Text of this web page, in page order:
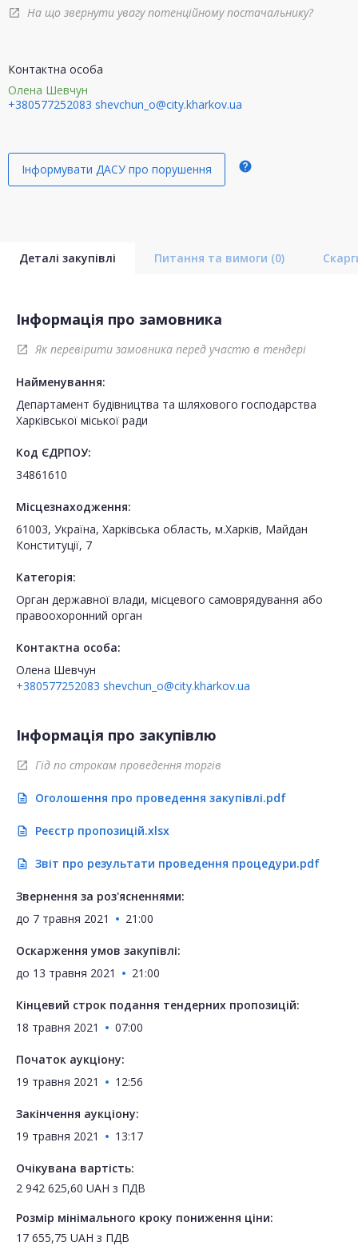
open_in_new На що звернути увагу потенційному постачальнику?
Контактна особа
Олена Шевчун
+380577252083 shevchun_o@city.kharkov.ua
Інформувати ДАСУ про порушення help
Деталі закупівлі Питання та вимоги (0)
Інформація про замовника
open_in_new Як перевірити замовника перед участю в тендері
Найменування:
Департамент будівництва та шляхового господарства
Харківської міської ради
Код ЄДРПОУ:
34861610
Місцезнаходження:
61003, Україна, Харківська область, м.Харків, Майдан
Конституції, 7
Категорія:
Орган державної влади, місцевого самоврядування або
правоохоронний орган
Контактна особа:
Олена Шевчун
+380577252083 shevchun_o@city.kharkov.ua
Інформація про закупівлю
open_in_new Гід по строкам проведення торгів
description Оголошення про проведення закупівлі.pdf
description Реєстр пропозицій.xlsx
description Звіт про результати проведення процедури.pdf
Звернення за роз'ясненнями:
до 7 травня 2021 21:00
Оскарження умов закупівлі:
до 13 травня 2021 21:00
Кінцевий строк подання тендерних пропозицій:
18 травня 2021
07:00
Початок аукціону:
19 травня 2021
12:56
Закінчення аукціону:
19 травня 2021
13:17
Очікувана вартість:
2 942 625,60 UAH з ПДВ
Розмір мінімального кроку пониження ціни:
17 655,75 UAH з ПДВ